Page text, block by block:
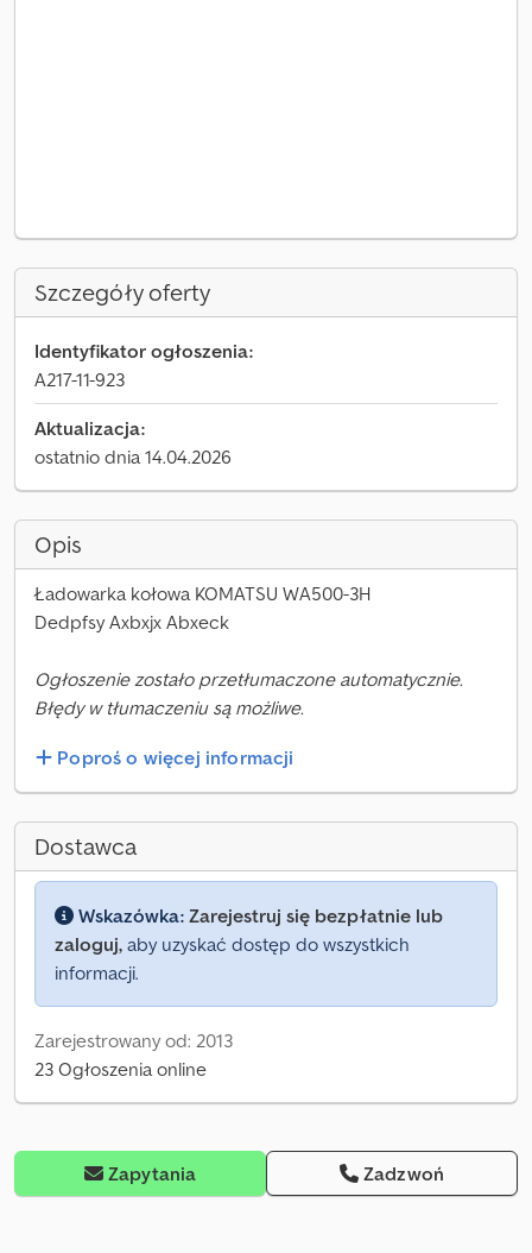
Szczegóły oferty
Identyfikator ogłoszenia:
A217-11-923
Aktualizacja:
ostatnio dnia 14.04.2026
Opis
Ładowarka kołowa KOMATSU WA500-3H
Dedpfsy Axbxjx Abxeck
Ogłoszenie zostało przetłumaczone automatycznie.
Błędy w tłumaczeniu są możliwe.
Poproś o więcej informacji
Dostawca
Wskazówka: Zarejestruj się bezpłatnie lub
zaloguj, aby uzyskać dostęp do wszystkich
informacji.
Zarejestrowany od: 2013
23 Ogłoszenia online
Zapytania Zadzwoń